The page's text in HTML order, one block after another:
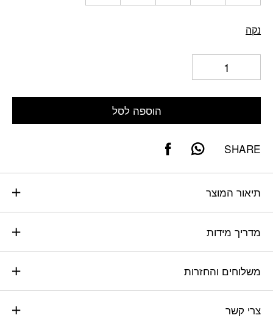
נקה
הוספה לסל
SHARE
תיאור המוצר
מדריך מידות
משלוחים והחזרות
צרי קשר